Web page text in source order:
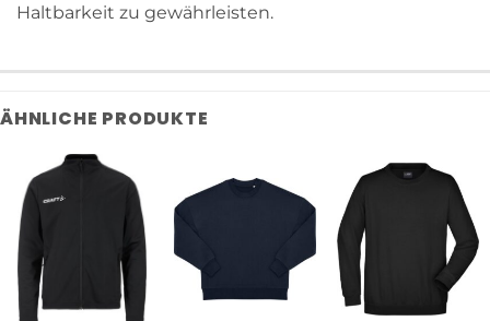
Haltbarkeit zu gewährleisten.
ÄHNLICHE PRODUKTE